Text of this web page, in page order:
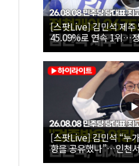
[스팟Live] 김민석 제주
45.09%로 연속 1위…
26.08.08 더불어민주당
보 인천 합동연설회
[스팟Live] 김민석 “누
향을 공유했나”…인천
26.08.08 더불어민주당